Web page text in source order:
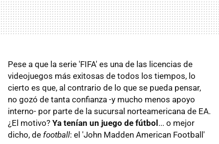
Pese a que la serie 'FIFA' es una de las licencias de
videojuegos más exitosas de todos los tiempos, lo
cierto es que, al contrario de lo que se pueda pensar,
no gozó de tanta confianza -y mucho menos apoyo
interno- por parte de la sucursal norteamericana de EA.
¿El motivo? Ya tenían un juego de fútbol... o mejor
dicho, de football: el 'John Madden American Football'